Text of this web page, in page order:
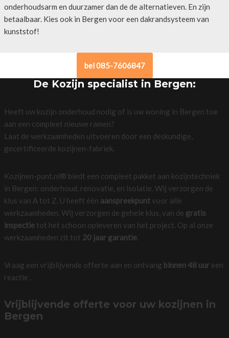
onderhoudsarm en duurzamer dan de de alternatieven. En zijn
betaalbaar. Kies ook in Bergen voor een dakrandsysteem van
kunststof!
bel 085-7606847
De Kozijn specialist in Bergen:
Heeft uw kozijn onderhoud nodig of is uw woning in Bergen toe
aan een compleet nieuwe ramen?
Laat de werkzaamheden uitvoeren door een deskundige,
gecertificeerde kozijnen-fabriek.
Kozijnen-punt.nl® biedt een compleet pakket aan kozijntechniek
in Bergen: onderhoud, renovatie, en isolatie. Wij verzorgen de
klus van A tot Z. U heeft één aanspreekpuntvoor alle
werkzaamheden. Wij verzorgen de gehele klus, van de gratis
inspectietot het schoon opleveren van het project. Op al onze
werkzaamheden zit tot 20 jaar garantie.
Vraag een vrijblijvende offerte aan en ontvang binnen 48 uureen
reactie .
Vrijblijvende offerte voor uw kozijnen in
Bergen